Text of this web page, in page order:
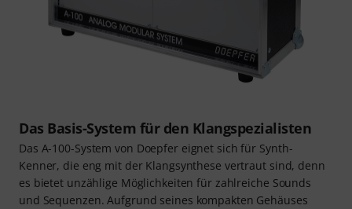
Das Basis-System für den Klangspezialisten
Das A-100-System von Doepfer eignet sich für Synth-
Kenner, die eng mit der Klangsynthese vertraut sind, denn
es bietet unzählige Möglichkeiten für zahlreiche Sounds
und Sequenzen. Aufgrund seines kompakten Gehäuses